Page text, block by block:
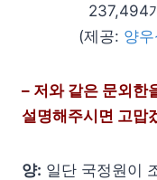
237,494
(제공: 양
– 저와 같은 문외한
설명해주시면 고맙
양: 일단 국정원이